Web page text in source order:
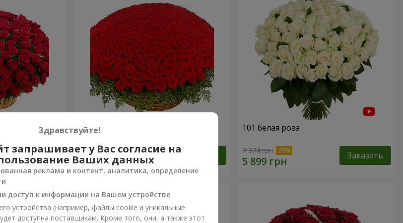
Заказать
501 красная роза
64 907 грн
101 белая роза
7 374 грн Заказать
Здравствуйте!
запрашивает у Вас согласие на
Ваших данных
реклама и контент, аналитика, определение
доступ к информации на Вашем устройстве
устройства (например, файлы cookie и уникальные
доступна поставщикам. Кроме того, они, а также этот